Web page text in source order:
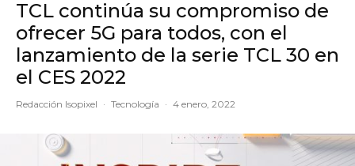
TCL continúa su compromiso de
ofrecer 5G para todos, con el
lanzamiento de la serie TCL 30 en
el CES 2022
Redacción Isopixel · Tecnología · 4 enero, 2022